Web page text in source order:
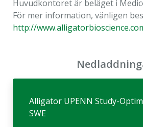
Huvudkontoret är beläget i
För mer information, vänligen
http://
Alligator UPENN Study-
SWE